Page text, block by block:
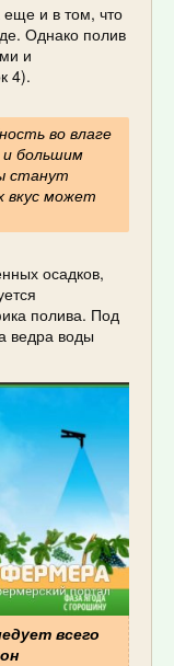
еще и в том, что
Однако полив
и
4).
во влаге
и большим
станут
вкус может
осадков,
полива. Под
ведра воды
всего